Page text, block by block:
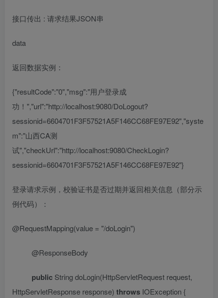
接口传出 : 请求结果JSON串
data
返回数据实例 ：
{"resultCode":"0","msg":"用户登录成
功！ ","url":"http://localhost:9080/DoLogout?
sessionid=6604701F3F57521A5F146CC68FE97E92","syste
m":"山西CA测
试","checkUrl":"http://localhost:9080/CheckLogin?
sessionid=6604701F3F57521A5F146CC68FE97E92"}
登录请求示例，校验证书是否过期并返回相关信息 （部分示
例代码）
：
@RequestMapping(value = "/doLogin")
@ResponseBody
public String doLogin(HttpServletRequest request,
HttpServletResponse response) throws IOException {